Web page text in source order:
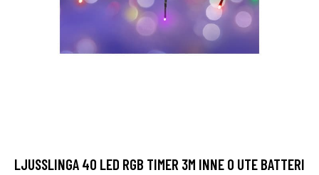
LJUSSLINGA 40 LED RGB TIMER 3M INNE O UTE BATTERI